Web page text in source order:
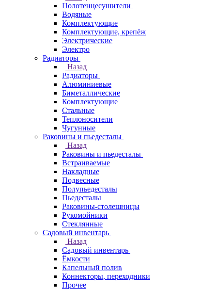
Полотенцесушители
Водяные
Комплектующие
Комплектующие, крепёж
Электрические
Электро
Радиаторы
Назад
Радиаторы
Алюминиевые
Биметаллические
Комплектующие
Стальные
Теплоносители
Чугунные
Раковины и пьедесталы
Назад
Раковины и пьедесталы
Встраиваемые
Накладные
Подвесные
Полупьедесталы
Пьедесталы
Раковины-столешницы
Рукомойники
Стеклянные
Садовый инвентарь
Назад
Садовый инвентарь
Ёмкости
Капельный полив
Коннекторы, переходники
Прочее